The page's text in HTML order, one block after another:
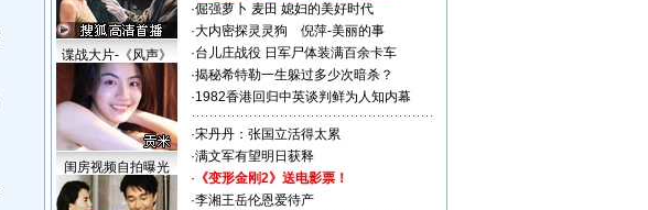
谍战大片-《风声》
闺房视频自拍曝光
·倔强萝卜 麦田 媳妇的美好时代
·大内密探灵灵狗
倪萍-美丽的事
·台儿庄战役 日军尸体装满百余卡车
·揭秘希特勒一生躲过多少次暗杀？
·1982香港回归中英谈判鲜为人知内幕
·宋丹丹：张国立活得太累
·满文军有望明日获释
· 《变形金刚2》送电影票！
·李湘王岳伦恩爱待产